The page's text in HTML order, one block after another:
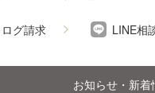
グ請求 LINE相
お知らせ・新着